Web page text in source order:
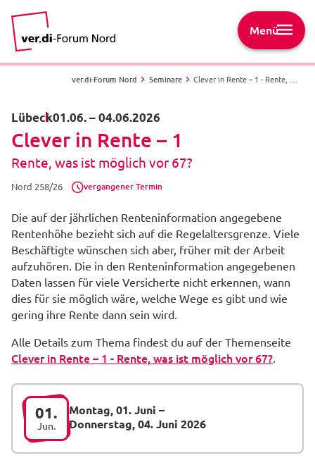
Menü
ver.di-Forum Nord Seminare Clever in Rente – 1 - Rente, was ist möglich vor 67? - Nord 258/26 - Lübeck
Lübeck01.06.–04.06.2026
Clever in Rente – 1
Rente, was ist möglich vor 67?
Nord 258/26 vergangener Termin
Die auf der jährlichen Renteninformation angegebene
Rentenhöhe bezieht sich auf die Regelaltersgrenze. Viele
Beschäftigte wünschen sich aber, früher mit der Arbeit
aufzuhören. Die in den Renteninformation angegebenen
Daten lassen für viele Versicherte nicht erkennen, wann
dies für sie möglich wäre, welche Wege es gibt und wie
gering ihre Rente dann sein wird.
Alle Details zum Thema findest du auf der Themenseite
Clever in Rente – 1 - Rente, was ist möglich vor 67?.
01.
Jun.
Montag, 01. Juni –
Donnerstag, 04. Juni 2026